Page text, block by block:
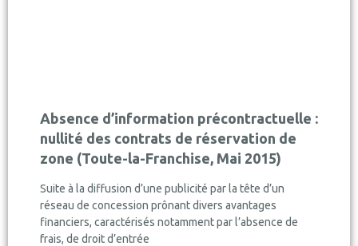
Absence d’information précontractuelle :
nullité des contrats de réservation de
zone (Toute-la-Franchise, Mai 2015)
Suite à la diffusion d’une publicité par la tête d’un
réseau de concession prônant divers avantages
financiers, caractérisés notamment par l’absence de
frais, de droit d’entrée